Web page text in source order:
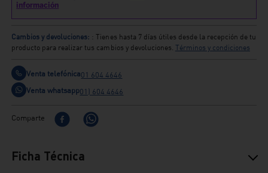
Cambios y devoluciones: : Tienes hasta 7 días útiles desde la recepción de tu
producto para realizar tus cambios y devoluciones. Términos y condiciones
Venta telefónica01 604 4646
Venta whatsapp01) 604 4646
Comparte
Ficha Técnica